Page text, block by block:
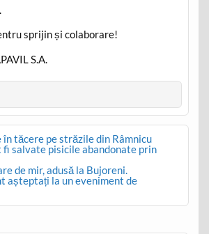
sprijin și colaborare!
S.A.
în tăcere pe străzile din Râmnicu
fi salvate pisicile abandonate prin
de mir, adusă la Bujoreni.
așteptați la un eveniment de